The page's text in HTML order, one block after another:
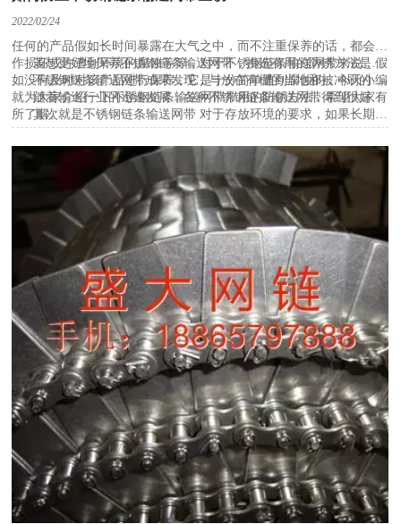
综上所述，在运用双重锤拉紧吊架方式的传统结构上。
成。拉紧滚筒、配重均设备在滑动结构内，滑动结构悬挂在运送带
上，在竖直的空间内自在移动。该笔直拉紧设备在传统结构上，进行
了优化。即把拉紧吊架和滑动结构作为全体的一个结构，这样既在满
足拉紧行程的一起又满足了空间受约束的要求，也在一定程度上增加
滚筒输送设备运转时的安全性。防止假如因为运用拉紧吊架的过程
经过对笔直拉紧设备结构的优化，既解决了现场的空间约束的
问题，满足了用户的要求，又增加了滚筒输送设备的安全运用，可谓
一举多得。因为该拉紧设备的体积比以往的箱式笔直拉紧设备紧凑许
多，所以在输送方面也愈加快捷，更经济。在生产过程中，此种结构
也愈加省时、省力、节省本钱，进步经济效益。在输送设备检修过程
中，也保证了检修人员的安全性。
2022/02/24
任何的产品假如长时间暴露在大气之中，而不注重保养的话，都会发
作损坏或许遭到环境的腐蚀等等，对于不锈钢链条输送网带来说，假
如没有及时对该产品进行保养，它是十分简单遭到腐蚀的，今天小编
就为大家介绍一下不锈钢链条输送网带常用的防锈方法，希望大家有
所了解。
若想更好地保养不锈钢链条输送网带，挑选有用的防锈方法是极
为重要的。常用的方法人工冲刷，其作用是经过人工用海绵沾上肥皂
水每隔六个月擦拭每块不锈钢链条输送网带的右边来断定的。
不锈钢链条输送网带成果发现，与放在有棚的当地和被冲刷的当
地的板条比较，经过雨水冲刷和人工擦拭去除外表的尘埃和淤积对外
表情况有杰出的作用。并且还发现，外表加工的情况也有影响，外表
滑润的网带网络比外表粗糙的金属网带作用要好。期望以上的介绍我
们可以予以注重。
随着输送行业的迅速发展，各种不锈钢链条输送网带得到很好的
应用，而且随着性能的不断完善，产品的质量也越来越高，因此对于
不锈钢链条输送网带的使用环境要求也越来越高。如果某些领域或者
工作环境不能满足某些条件，该类设备的应用就会达不到理想的效
其次就是不锈钢链条输送网带 对于存放环境的要求，如果长期存
放该类产品时，我们应该将其在温度低于65%、温度为20摄氏度左右
的条件下存放，并且要在高于地面30cm的架子上最后。除此之外保
管场所应避开直射阳光或与寒冷的墙壁触。